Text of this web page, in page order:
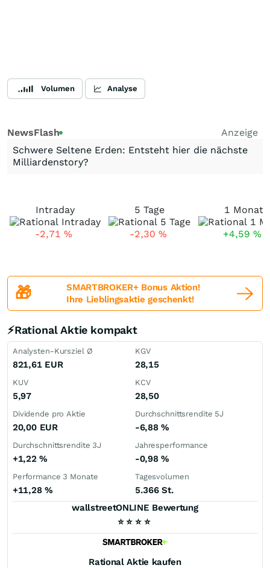
Volumen Analyse
NewsFlash
Anzeige
Schwere Seltene Erden: Entsteht hier die nächste
Milliardenstory?
Intraday
-2,71 %
5 Tage
-2,30 %
1 Monat
+4,59 %
🎁
SMARTBROKER+ Bonus Aktion!
Ihre Lieblingsaktie geschenkt!
⚡Rational Aktie kompakt
Analysten-Kursziel Ø
821,61 EUR
KGV
28,15
KUV
5,97
KCV
28,50
Dividende pro Aktie
20,00 EUR
Durchschnittsrendite 5J
-6,88%
Durchschnittsrendite 3J
+1,22%
Jahresperformance
-0,98%
Performance 3 Monate
+11,28 %
Tagesvolumen
5.366 St.
wallstreetONLINE Bewertung
⭐ ⭐ ⭐ ⭐
Rational Aktie kaufen